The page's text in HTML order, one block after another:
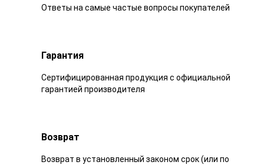
Ответы на самые частые вопросы покупателей
Гарантия
Сертифицированная продукция с официальной
гарантией производителя
Возврат
Возврат в установленный законом срок (или по